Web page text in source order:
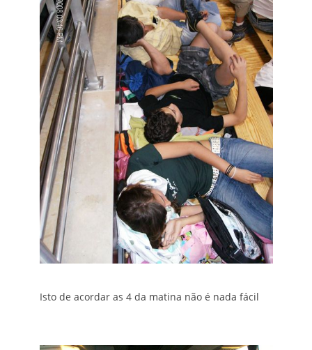
Isto de acordar as 4 da matina não é nada fácil